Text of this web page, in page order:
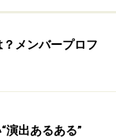
プニングを通じ
麗な軌跡につ
をご確認くださ
メンバープロフ
演出あるある”